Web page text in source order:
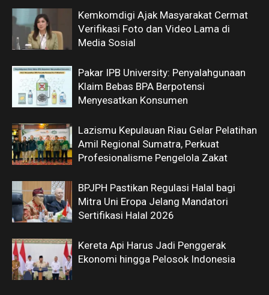
Kemkomdigi Ajak Masyarakat Cermat
Verifikasi Foto dan Video Lama di
Media Sosial
Pakar IPB University: Penyalahgunaan
Klaim Bebas BPA Berpotensi
Menyesatkan Konsumen
Lazismu Kepulauan Riau Gelar Pelatihan
Amil Regional Sumatra, Perkuat
Profesionalisme Pengelola Zakat
BPJPH Pastikan Regulasi Halal bagi
Mitra Uni Eropa Jelang Mandatori
Sertifikasi Halal 2026
Kereta Api Harus Jadi Penggerak
Ekonomi hingga Pelosok Indonesia